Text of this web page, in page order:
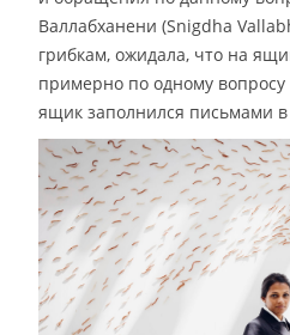
Валлабханени (Snigdha
грибкам, ожидала, что на
примерно по одному вопросу
ящик заполнился письмами